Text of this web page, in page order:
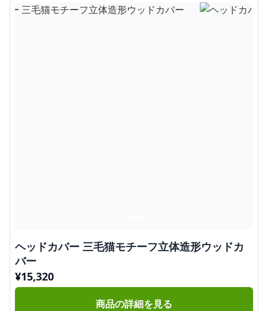
ヘッドカバー 三毛猫モチーフ立体造形ウッドカ
バー
¥15,320
商品の詳細を見る